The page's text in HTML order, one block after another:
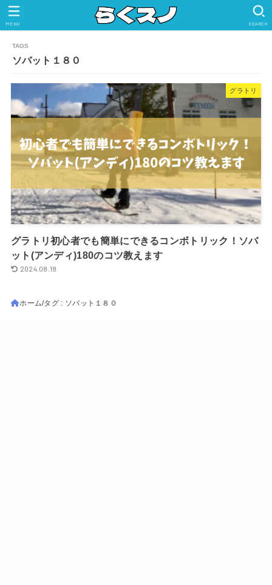
SEARCH
MENU
ソバット１８０
グラトリ
グラトリ初心者でも簡単にできるコンボトリック！ソバ
ット(アンディ)180のコツ教えます
2024.08.18
ホーム タグ : ソバット１８０